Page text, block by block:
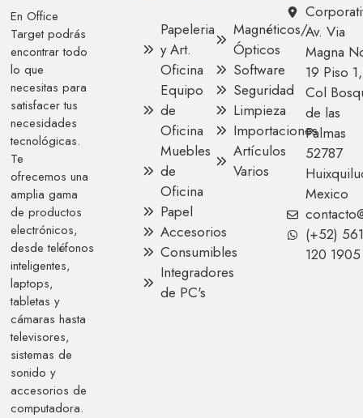
En Office
Target podrás
encontrar todo
lo que
necesitas para
satisfacer tus
necesidades
tecnológicas.
Te
ofrecemos una
amplia gama
de productos
electrónicos,
desde teléfonos
inteligentes,
laptops,
tabletas y
cámaras hasta
televisores,
sistemas de
sonido y
accesorios de
computadora.
Papeleria
y Art.
Oficina
Equipo
de
Oficina
Muebles
de
Oficina
Papel
Accesorios
Consumibles
Integradores
de PC's
Magnéticos/
Ópticos
Software
Seguridad
Limpieza
Importaciones
Artículos
Varios
Av. Via
Magna
19 Piso 1,
Col
de las
Palmas
52787
Mexico
(+52) 561
120 1905